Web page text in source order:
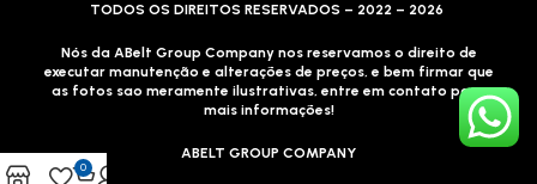
TODOS OS DIREITOS RESERVADOS – 2022 – 2026
Nós da ABelt Group Company nos reservamos o direito de
executar manutenção e alterações de preços, e bem firmar que
as fotos sao meramente ilustrativas, entre em contato para
mais informações!
ABELT GROUP COMPANY
0